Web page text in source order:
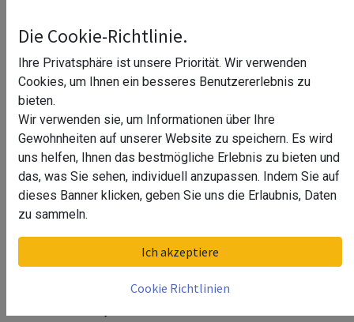
Bodenprofil, Easy Glass Prime,
Seitenm., MOD 8430, Aluminium,
Die Cookie-Richtlinie.
Ihre Privatsphäre ist unsere Priorität. Wir verwenden
Cookies, um Ihnen ein besseres Benutzererlebnis zu
bieten.
Wir verwenden sie, um Informationen über Ihre
Gewohnheiten auf unserer Website zu speichern. Es wird
uns helfen, Ihnen das bestmögliche Erlebnis zu bieten und
das, was Sie sehen, individuell anzupassen. Indem Sie auf
dieses Banner klicken, geben Sie uns die Erlaubnis, Daten
zu sammeln.
Ich akzeptiere
Cookie Richtlinien